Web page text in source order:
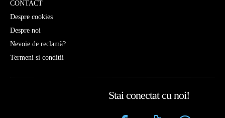
CONTACT
Despre cookies
Despre noi
Nevoie de reclamă?
Termeni si conditii
Stai conectat cu noi!